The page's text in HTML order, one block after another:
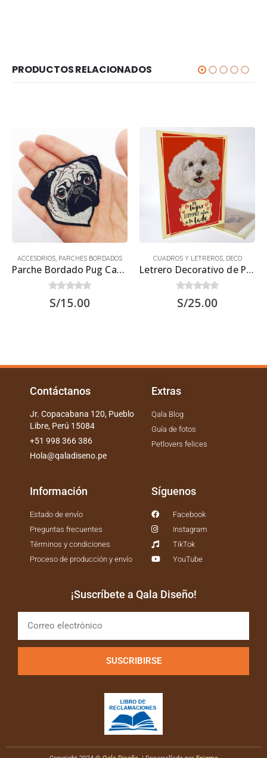
PRODUCTOS RELACIONADOS
ACCESORIOS PARCHES BORDADOS
Parche Bordado Pug Carlino
0out of 5
S/15.00
CUADROS Y LETREROS, DECO
Letrero Decorativo de Perro Bichón Frisé 30×22.5 cms
0out of 5
S/25.00
Contáctanos
Jr. Copacabana 120, Pueblo
Libre, Perú 15084
+51 998 366 386
Hola@qaladiseno.pe
Extras
Qala Blog
Guía de fotos
Petlovers felices
Información
Estado de envío
Preguntas frecuentes
Términos y condiciones
Proceso de producción y envío
Síguenos
Facebook
Instagram
TikTok
YouTube
¡Suscríbete a Qala Diseño!
SUSCRIBIRSE